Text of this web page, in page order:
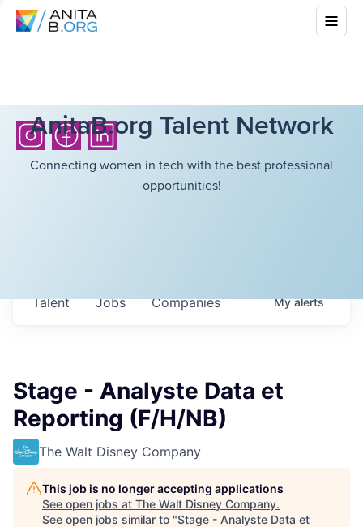
AnitaB.org Talent Network
Connecting women in tech with the best professional
opportunities!
Jobs Companies
Talent Myalerts
Stage - Analyste Data et
Reporting (F/H/NB)
The Walt Disney Company
This job is no longer accepting applications
See open jobs at The Walt Disney Company.
See open jobs similar to "Stage - Analyste Data et